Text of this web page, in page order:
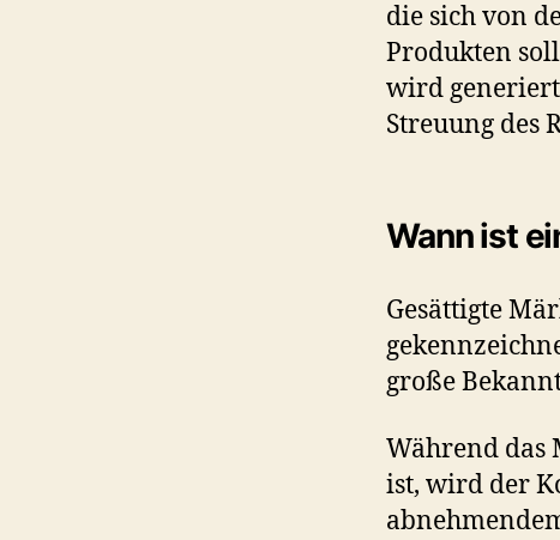
die sich von
Produkten
wird
Streuung des
Wann ist
Gesättigte
große
Während das
ist, wird der